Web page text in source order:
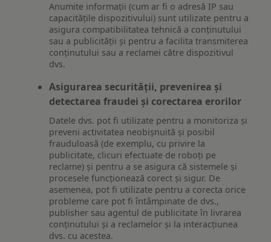
Anumite informații (cum ar fi o adresă IP sau
capacitățile dispozitivului) sunt utilizate pentru a
asigura compatibilitatea tehnică a conținutului
sau a publicității și pentru a facilita transmiterea
conținutului sau a reclamei către dispozitivul
dvs.
Asigurarea securității, prevenirea și
detectarea fraudei și corectarea erorilor
Datele dvs. pot fi utilizate pentru a monitoriza și
preveni activitatea neobișnuită și posibil
frauduloasă (de exemplu, cu privire la
publicitate, clicuri efectuate de roboți pe
reclame) și pentru a se asigura că sistemele și
procesele funcționează corect și sigur. De
asemenea, pot fi utilizate pentru a corecta orice
probleme care pot fi întâmpinate de dvs.,
publisher sau agentul de publicitate în livrarea
conținutului și a reclamelor și la interacțiunea
dvs. cu acestea.